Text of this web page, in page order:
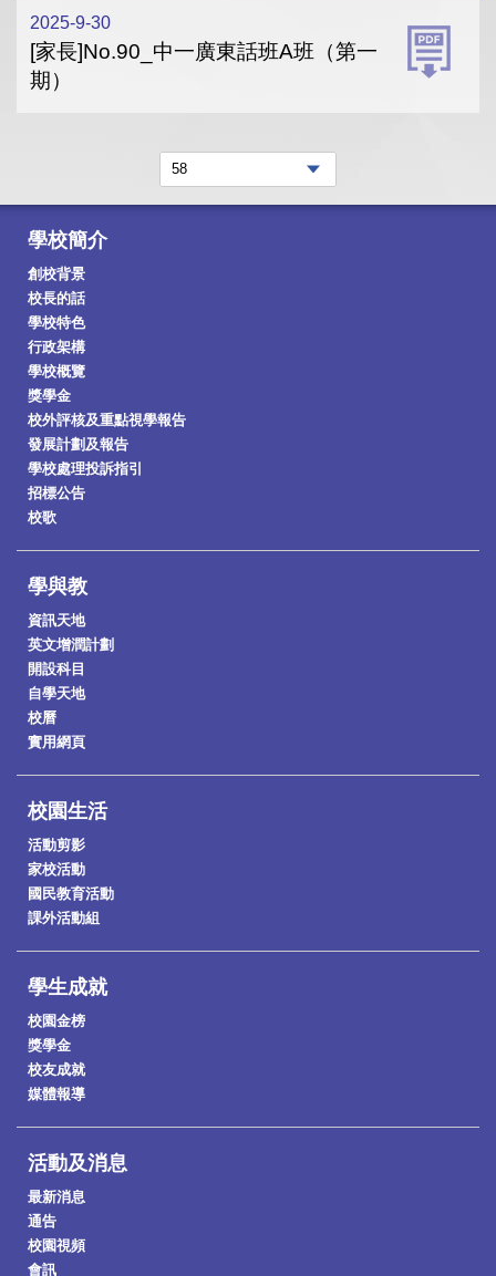
2025-9-30
[家長]No.90_中一廣東話班A班（第一
期）
學校簡介
創校背景
校長的話
學校特色
行政架構
學校概覽
獎學金
校外評核及重點視學報告
發展計劃及報告
學校處理投訴指引
招標公告
校歌
學與教
資訊天地
英文增潤計劃
開設科目
自學天地
校曆
實用網頁
校園生活
活動剪影
家校活動
國民教育活動
課外活動組
學生成就
校園金榜
獎學金
校友成就
媒體報導
活動及消息
最新消息
通告
校園視頻
會訊